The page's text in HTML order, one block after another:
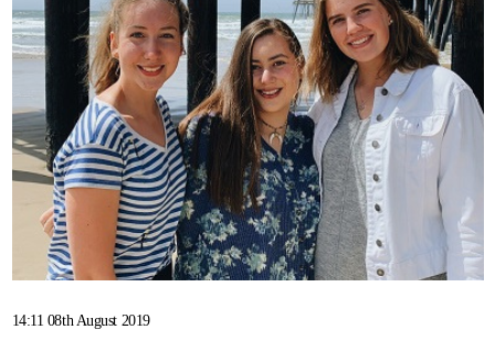
vaihtosi
Ryhdy
isäntäperheeksi
14:11 08th August 2019